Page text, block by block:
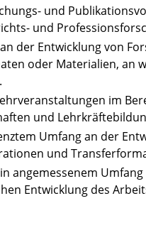
und
und
der Entwicklung von
oder Materialien, an
im
und
Umfang an der
und
angemessenem
Entwicklung des